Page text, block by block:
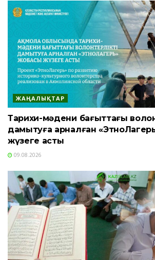
ЖАҢАЛЫҚТАР
Тарихи-мәдени бағыттағы
дамытуға арналған
жүзеге асты
09.08.2026